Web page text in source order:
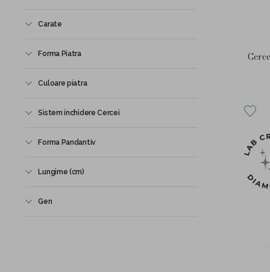
Carate
Forma Piatra
Culoare piatra
Sistem inchidere Cercei
Forma Pandantiv
Lungime (cm)
Gen